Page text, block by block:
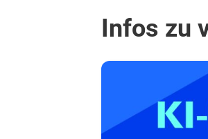
Infos zu